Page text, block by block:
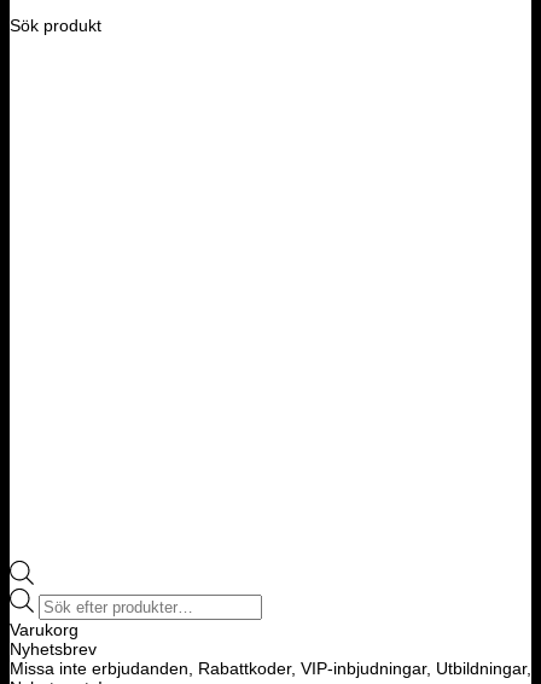
Sök produkt
Products
search
Varukorg
Nyhetsbrev
Missa inte erbjudanden, Rabattkoder, VIP-inbjudningar, Utbildningar,